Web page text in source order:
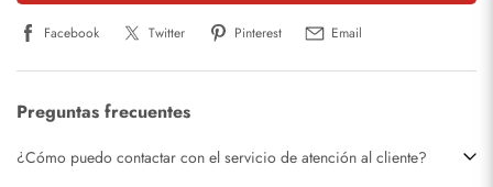
Facebook Twitter Pinterest Email
Preguntas frecuentes
¿Cómo puedo contactar con el servicio de atención al cliente?